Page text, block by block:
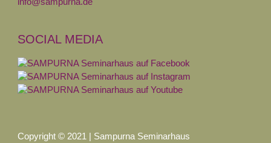
SOCIAL MEDIA
Copyright © 2021 | Sampurna Seminarhaus